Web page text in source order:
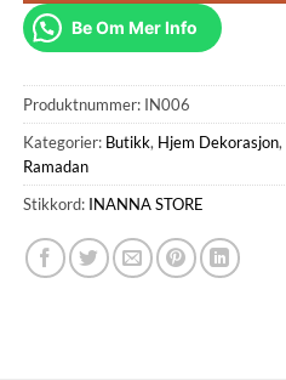
Be Om Mer Info
Produktnummer: IN006
Kategorier: Butikk, Hjem Dekorasjon,
Ramadan
Stikkord: INANNA STORE